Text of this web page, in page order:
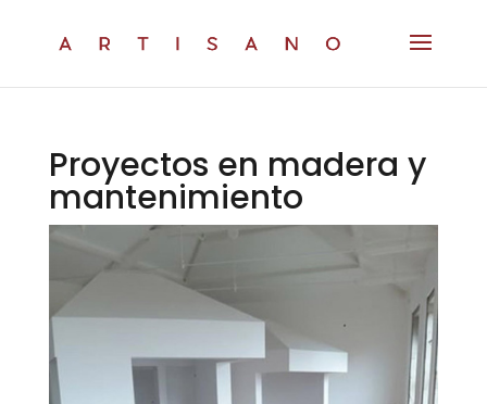
Proyectos en madera y
mantenimiento